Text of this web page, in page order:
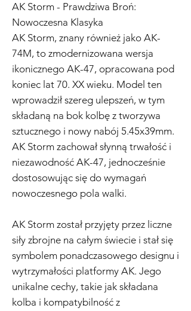
AK Storm - Prawdziwa Broń:
Nowoczesna Klasyka
AK Storm, znany również jako AK-
74M, to zmodernizowana wersja
ikonicznego AK-47, opracowana pod
koniec lat 70. XX wieku. Model ten
wprowadził szereg ulepszeń, w tym
składaną na bok kolbę z tworzywa
sztucznego i nowy nabój 5.45x39mm.
AK Storm zachował słynną trwałość i
niezawodność AK-47, jednocześnie
dostosowując się do wymagań
nowoczesnego pola walki.
AK Storm został przyjęty przez liczne
siły zbrojne na całym świecie i stał się
symbolem ponadczasowego designu i
wytrzymałości platformy AK. Jego
unikalne cechy, takie jak składana
kolba i kompatybilność z